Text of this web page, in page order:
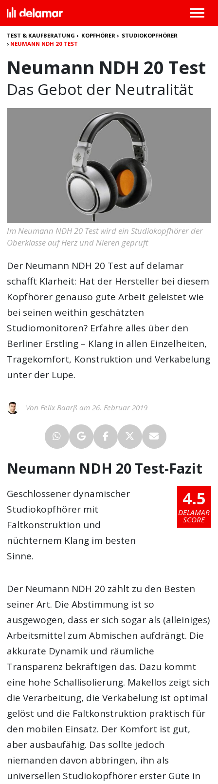
TEST & KAUFBERATUNG › KOPFHÖRER › STUDIOKOPFHÖRER
› NEUMANN NDH 20 TEST
Neumann NDH 20 Test
Das Gebot der Neutralität
Im Neumann NDH 20 Test wird ein Studiokopfhörer der
Oberklasse auf Herz und Nieren geprüft
Der Neumann NDH 20 Test auf delamar
schafft Klarheit: Hat der Hersteller bei diesem
Kopfhörer genauso gute Arbeit geleistet wie
bei seinen weithin geschätzten
Studiomonitoren? Erfahre alles über den
Berliner Erstling – Klang in allen Einzelheiten,
Tragekomfort, Konstruktion und Verkabelung
unter der Lupe.
Von Felix Baarß am 26. Februar 2019
Neumann NDH 20 Test-Fazit
4.5
DELAMAR
SCORE
Geschlossener dynamischer
Studiokopfhörer mit
Faltkonstruktion und
nüchternem Klang im besten
Sinne.
Der Neumann NDH 20 zählt zu den Besten
seiner Art. Die Abstimmung ist so
ausgewogen, dass er sich sogar als (alleiniges)
Arbeitsmittel zum Abmischen aufdrängt. Die
akkurate Dynamik und räumliche
Transparenz bekräftigen das. Dazu kommt
eine hohe Schallisolierung. Makellos zeigt sich
die Verarbeitung, die Verkabelung ist optimal
gelöst und die Faltkonstruktion praktisch für
den mobilen Einsatz. Der Komfort ist gut,
aber ausbaufähig. Das sollte jedoch
niemanden davon abbringen, ihn als
universellen Studiokopfhörer erster Güte in